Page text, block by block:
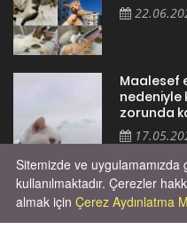
Maalesef
nedeniyle
zorunda
Sitemizde ve uygulamamızda
kullanılmaktadır. Çerezler
almak için Çerez Aydınlatma